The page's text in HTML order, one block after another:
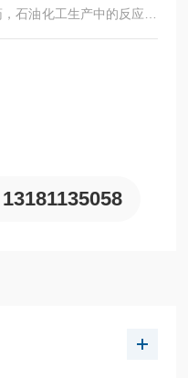
石油化工生产中的反应，
化，硝化等工艺过程的压
制。
13181135058